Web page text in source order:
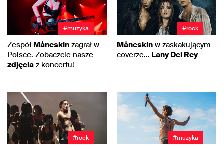
#muzyka
Zespół Måneskin zagrał w
Polsce. Zobaczcie nasze
zdjęcia z koncertu!
#rock
Måneskin w zaskakującym
coverze… Lany Del Rey
#rock #muzyka